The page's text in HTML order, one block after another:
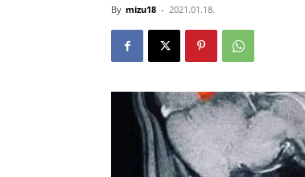
By mizu18 - 2021.01.18.